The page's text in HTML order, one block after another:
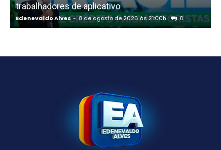
trabalhadores de aplicativo
Edenevaldo Alves - 8 de agosto de 2026 às 21:00h 0